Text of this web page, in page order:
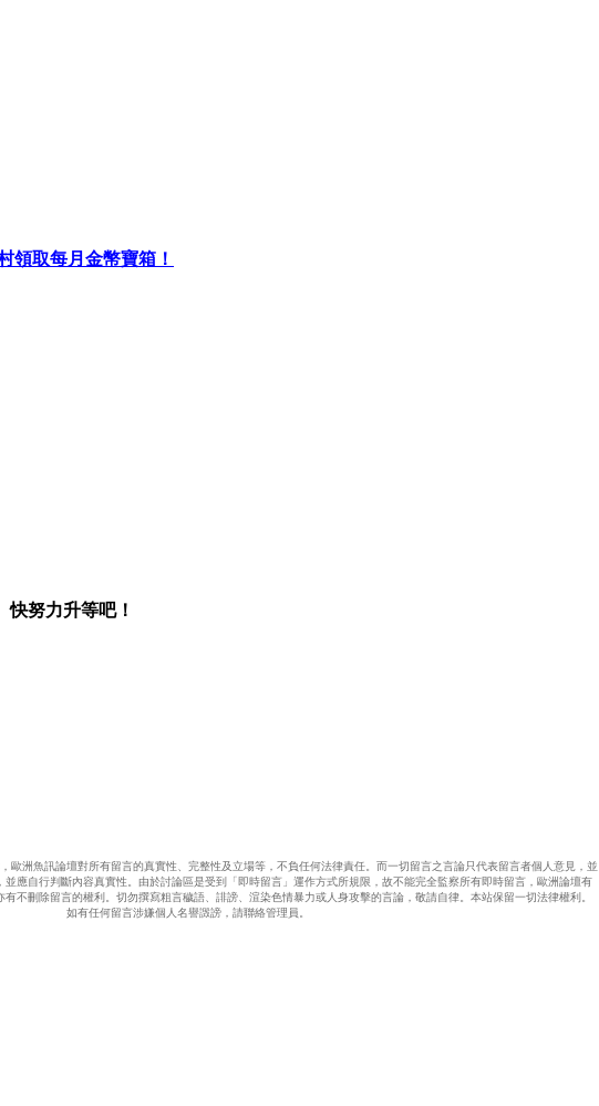
領取每月金幣寶箱！
努力升等吧！
歐洲魚訊論壇對所有留言的真實性、完整性及立場等，不負任何法律責任。而一切留言之言論只代表留言者個人意見，並
應自行判斷內容真實性。由於討論區是受到「即時留言」運作方式所規限，故不能完全監察所有即時留言，歐洲論壇有
不刪除留言的權利。切勿撰寫粗言穢語、誹謗、渲染色情暴力或人身攻擊的言論，敬請自律。本站保留一切法律權利。
如有任何留言涉嫌個人名譽譭謗，請聯絡管理員。